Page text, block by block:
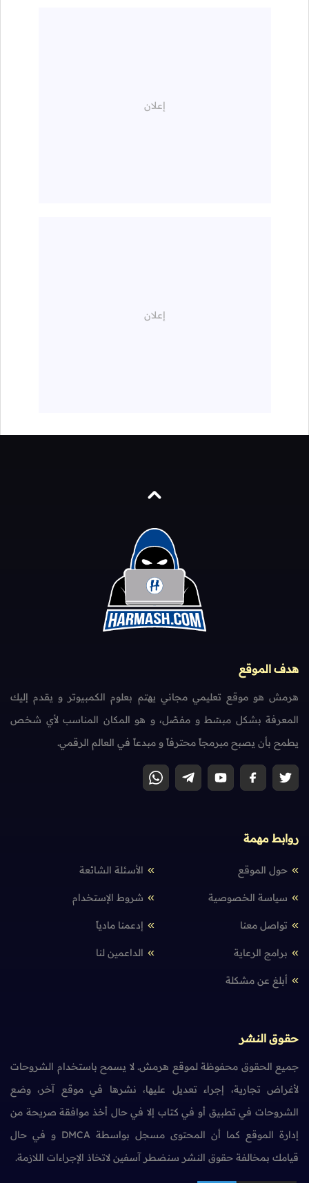
هدف الموقع
هرمش هو موقع تعليمي مجاني يهتم بعلوم الكمبيوتر و يقدم إليك
المعرفة بشكل مبسّط و مفصّل، و هو المكان المناسب لأي شخص
يطمح بأن يصبح مبرمجاً محترفاً و مبدعاً في العالم الرقمي.
روابط مهمة
حول الموقع الأسئلة الشائعة
سياسة الخصوصية شروط الإستخدام
تواصل معنا إدعمنا مادياً
برامج الرعاية الداعمين لنا
أبلغ عن مشكلة
حقوق النشر
جميع الحقوق محفوظة لموقع هرمش. لا يسمح باستخدام الشروحات
لأغراض تجارية، إجراء تعديل عليها، نشرها في موقع آخر، وضع
الشروحات في تطبيق أو في كتاب إلا في حال أخذ موافقة صريحة من
إدارة الموقع كما أن المحتوى مسجل بواسطة DMCA و في حال
قيامك بمخالفة حقوق النشر سنضطر آسفين لاتخاذ الإجراءات اللازمة.